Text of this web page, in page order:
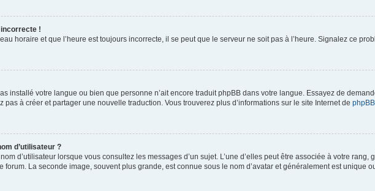
incorrecte !
horaire et que l’heure est toujours incorrecte, il se peut que le serveur ne soit pas à l’heure. Signalez ce
installé votre langue ou bien que personne n’ait encore traduit phpBB dans votre langue. Essayez de
pas à créer et partager une nouvelle traduction. Vous trouverez plus d’informations sur le site Internet de phpBB
d’utilisateur ?
d’utilisateur lorsque vous consultez les messages d’un sujet. L’une d’elles peut être associée à votre
La seconde image, souvent plus grande, est connue sous le nom d’avatar et généralement est unique